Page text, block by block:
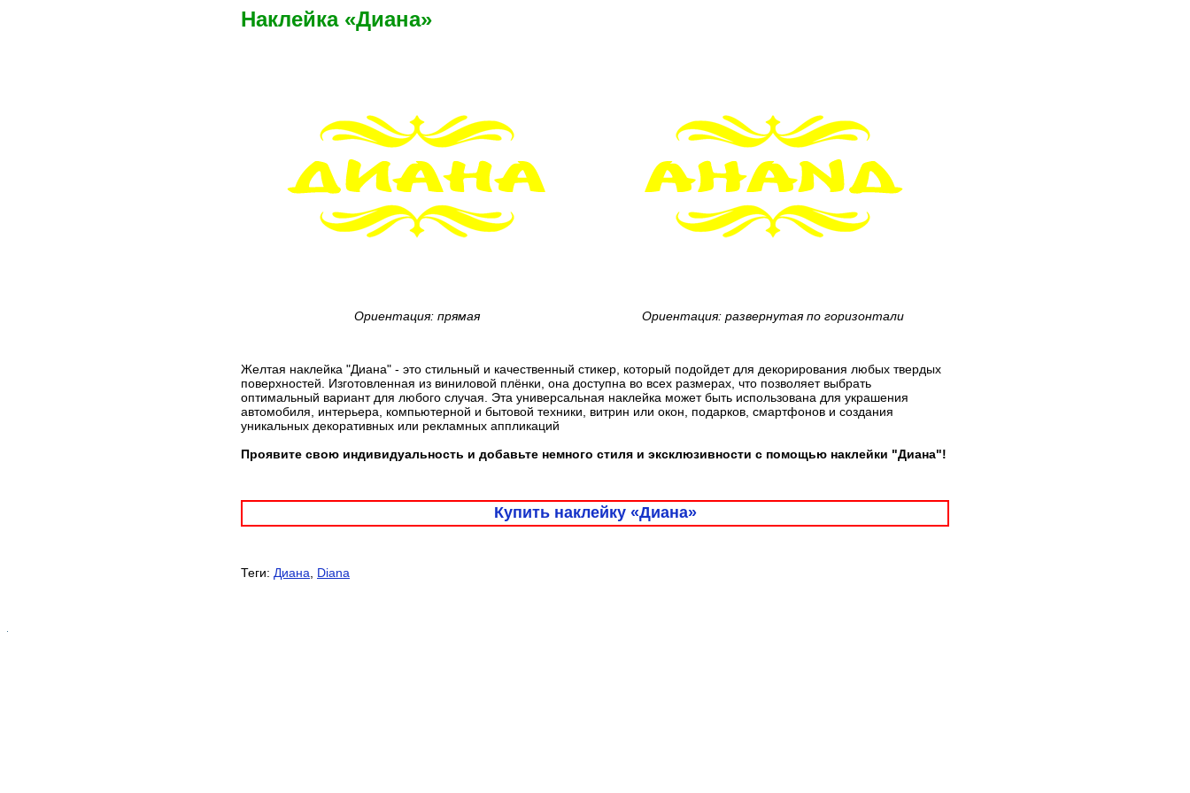
Наклейка «Диана»
Ориентация: прямая Ориентация: развернутая по горизонтали
Желтая наклейка "Диана" - это стильный и качественный стикер, который подойдет для декорирования любых твердых
поверхностей. Изготовленная из виниловой плёнки, она доступна во всех размерах, что позволяет выбрать
оптимальный вариант для любого случая. Эта универсальная наклейка может быть использована для украшения
автомобиля, интерьера, компьютерной и бытовой техники, витрин или окон, подарков, смартфонов и создания
уникальных декоративных или рекламных аппликаций
Проявите свою индивидуальность и добавьте немного стиля и эксклюзивности с помощью наклейки "Диана"!
Купить наклейку «Диана»
Теги: Диана, Diana